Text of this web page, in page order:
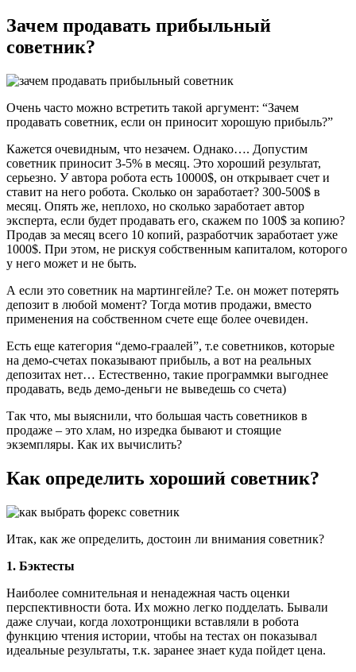
Зачем продавать прибыльный
советник?
Очень часто можно встретить такой аргумент: “Зачем
продавать советник, если он приносит хорошую прибыль?”
Кажется очевидным, что незачем. Однако…. Допустим
советник приносит 3-5% в месяц. Это хороший результат,
серьезно. У автора робота есть 10000$, он открывает счет и
ставит на него робота. Сколько он заработает? 300-500$ в
месяц. Опять же, неплохо, но сколько заработает автор
эксперта, если будет продавать его, скажем по 100$ за копию?
Продав за месяц всего 10 копий, разработчик заработает уже
1000$. При этом, не рискуя собственным капиталом, которого
у него может и не быть.
А если это советник на мартингейле? Т.е. он может потерять
депозит в любой момент? Тогда мотив продажи, вместо
применения на собственном счете еще более очевиден.
Есть еще категория “демо-граалей”, т.е советников, которые
на демо-счетах показывают прибыль, а вот на реальных
депозитах нет… Естественно, такие программки выгоднее
продавать, ведь демо-деньги не выведешь со счета)
Так что, мы выяснили, что большая часть советников в
продаже – это хлам, но изредка бывают и стоящие
экземпляры. Как их вычислить?
Как определить хороший советник?
Итак, как же определить, достоин ли внимания советник?
1. Бэктесты
Наиболее сомнительная и ненадежная часть оценки
перспективности бота. Их можно легко подделать. Бывали
даже случаи, когда лохотронщики вставляли в робота
функцию чтения истории, чтобы на тестах он показывал
идеальные результаты, т.к. заранее знает куда пойдет цена.